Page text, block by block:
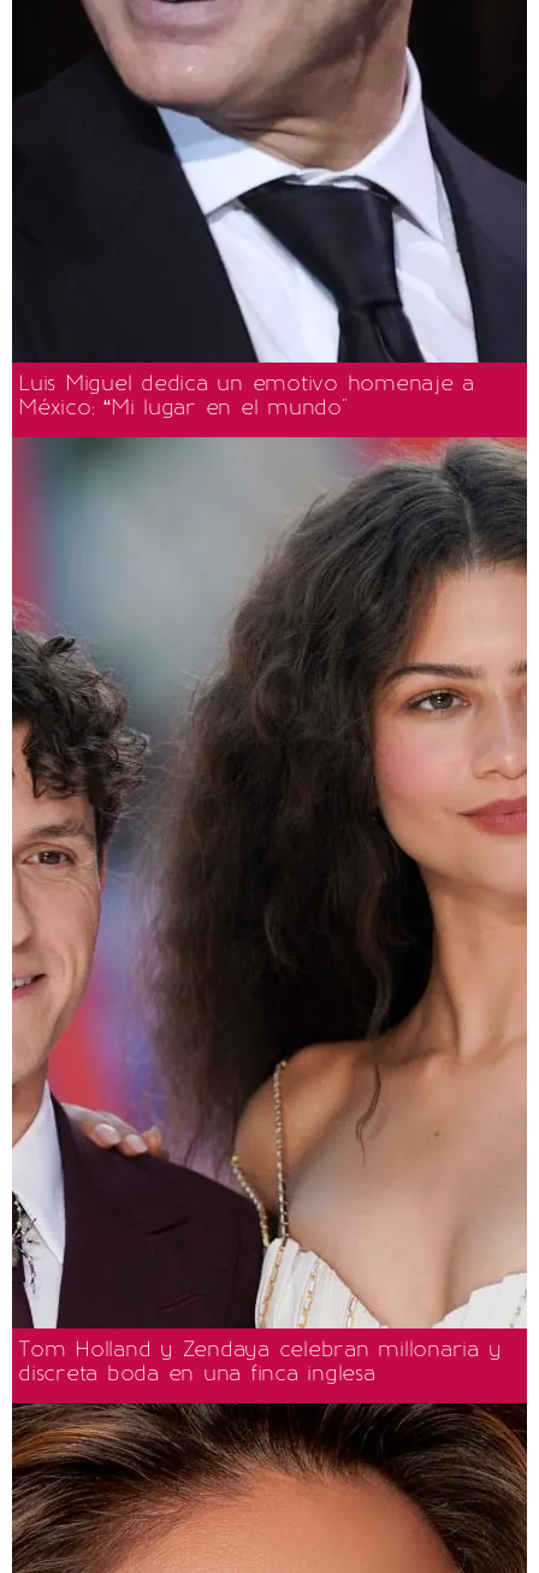
Luis Miguel dedica un emotivo homenaje a
México: “Mi lugar en el mundo"
Tom Holland y Zendaya celebran millonaria y
discreta boda en una finca inglesa